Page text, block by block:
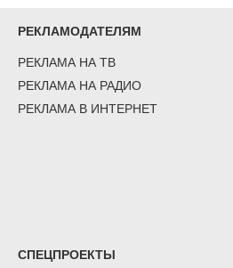
РЕКЛАМОДАТЕЛЯМ
РЕКЛАМА НА ТВ
РЕКЛАМА НА РАДИО
РЕКЛАМА В ИНТЕРНЕТ
СПЕЦПРОЕКТЫ